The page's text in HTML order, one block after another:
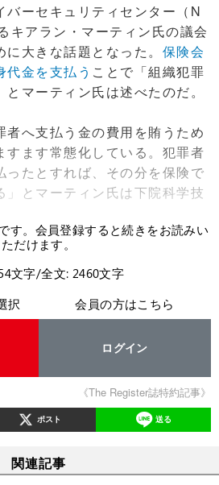
ーセキュリティセンター（N
キアラン・マーティン氏の議会
大きな話題となった。 保険会
金を支払う ことで「組織犯罪
マーティン氏は述べたのだ。
へ支払う金の費用を賄うため
すます常態化している。犯罪者
ったとすれば、その分を保険で
」とマーティン氏は下院科学技
す。会員登録すると続きをお読みい
ただけます。
文字/全文: 2460文字
択
会員の方はこちら
ログイン
《The Register誌特約記事》
ポスト 送る
関連記事